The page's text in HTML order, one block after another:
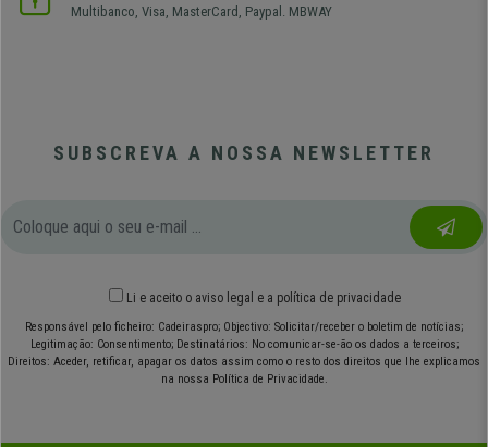
Multibanco, Visa, MasterCard, Paypal. MBWAY
SUBSCREVA A NOSSA NEWSLETTER
Li e aceito o aviso legal e a política de privacidade
Responsável pelo ficheiro: Cadeiraspro; Objectivo: Solicitar/receber o boletim de notícias;
Legitimação: Consentimento; Destinatários: No comunicar-se-ão os dados a terceiros;
Direitos: Aceder, retificar, apagar os datos assim como o resto dos direitos que lhe explicamos
na nossa Política de Privacidade.